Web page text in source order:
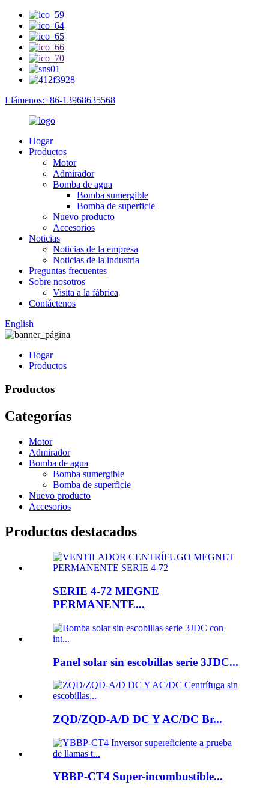
Llámenos:+86-13968635568
Hogar
Productos
Motor
Admirador
Bomba de agua
Bomba sumergible
Bomba de superficie
Nuevo producto
Accesorios
Noticias
Noticias de la empresa
Noticias de la industria
Preguntas frecuentes
Sobre nosotros
Visita a la fábrica
Contáctenos
English
Hogar
Productos
Productos
Categorías
Motor
Admirador
Bomba de agua
Bomba sumergible
Bomba de superficie
Nuevo producto
Accesorios
Productos destacados
SERIE 4-72 MEGNE
PERMANENTE...
Panel solar sin escobillas serie 3JDC...
ZQD/ZQD-A/D DC Y AC/DC Br...
YBBP-CT4 Super-incombustible...